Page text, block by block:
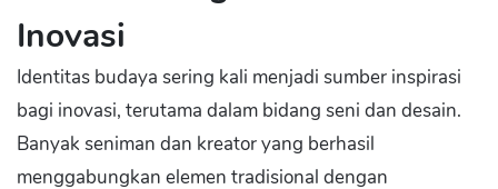
Inovasi
Identitas budaya sering kali menjadi sumber inspirasi
bagi inovasi, terutama dalam bidang seni dan desain.
Banyak seniman dan kreator yang berhasil
menggabungkan elemen tradisional dengan